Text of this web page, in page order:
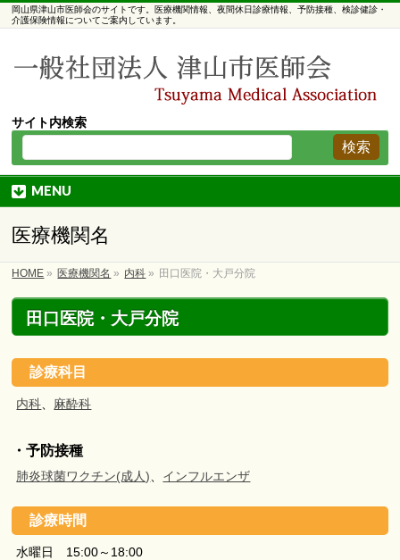
岡山県津山市医師会のサイトです。医療機関情報、夜間休日診療情報、予防接種、検診健診・
介護保険情報についてご案内しています。
サイト内検索
MENU
医療機関名
HOME » 医療機関名 » 内科 » 田口医院・大戸分院
田口医院・大戸分院
診療科目
内科 麻酔科
・予防接種
肺炎球菌ワクチン(成人) インフルエンザ
診療時間
水曜日 15:00～18:00